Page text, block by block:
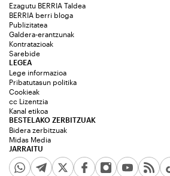
Ezagutu BERRIA Taldea
BERRIA berri bloga
Publizitatea
Galdera-erantzunak
Kontratazioak
Sarebide
JARRAITU
LEGEA
Lege informazioa
Pribatutasun politika
Cookieak
cc Lizentzia
Kanal etikoa
BESTELAKO ZERBITZUAK
Bidera zerbitzuak
Midas Media